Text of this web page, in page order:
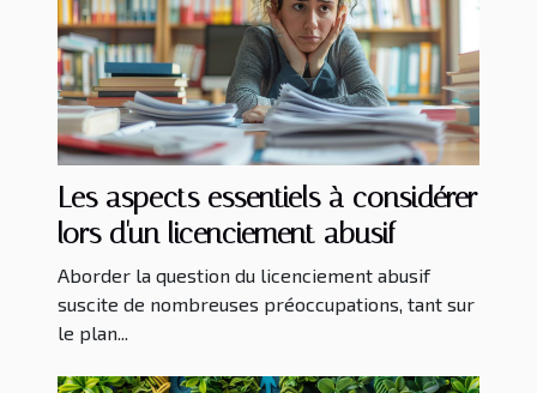
Les aspects essentiels à considérer
lors d'un licenciement abusif
Aborder la question du licenciement abusif
suscite de nombreuses préoccupations, tant sur
le plan...